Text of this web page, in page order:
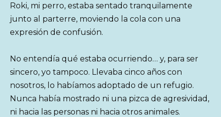
Roki, mi perro, estaba sentado tranquilamente
junto al parterre, moviendo la cola con una
expresión de confusión.
No entendía qué estaba ocurriendo… y, para ser
sincero, yo tampoco. Llevaba cinco años con
nosotros, lo habíamos adoptado de un refugio.
Nunca había mostrado ni una pizca de agresividad,
ni hacia las personas ni hacia otros animales.